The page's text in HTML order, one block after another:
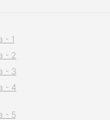
- 1
- 2
- 3
- 4
- 5